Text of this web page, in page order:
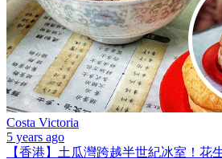
Costa Victoria
5 years ago
【香港】土瓜灣跨越半世紀冰室！花